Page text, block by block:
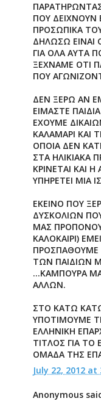
ΠΟΥ ΔΕΙΧΝΟΥΝ
ΠΡΟΣΩΠΙΚΑ
ΔΗΛΩΣΩ ΕΙΝΑΙ
ΓΙΑ ΟΛΑ ΑΥΤΑ
ΞΕΧΝΑΜΕ ΟΤΙ
ΠΟΥ
ΔΕΝ ΞΕΡΩ ΑΝ
ΕΙΜΑΣΤΕ
ΕΧΟΥΜΕ
ΚΑΛΑΜΑΡΙ ΚΑΙ
ΟΠΟΙΑ ΔΕΝ
ΣΤΑ ΗΛΙΚΙΑΚΑ
ΚΡΙΝΕΤΑΙ ΚΑΙ
ΥΠΗΡΕΤΕΙ ΜΙΑ
ΕΚΕΙΝΟ ΠΟΥ
ΔΥΣΚΟΛΙΩΝ
ΜΑΣ
ΚΑΛΟΚΑΙΡΙ)
ΠΡΟΣΠΑΘΟΥΜΕ
ΤΩΝ ΠΑΙΔΙΩΝ
...ΚΑΜΠΟΥΡΑ
ΑΛΛΩΝ.
ΣΤΟ ΚΑΤΩ
ΥΠΟΤΙΜΟΥΜΕ
ΕΛΛΗΝΙΚΗ
ΤΙΤΛΟΣ ΓΙΑ
ΟΜΑΔΑ ΤΗΣ
July 22, 2012 at
Anonymous